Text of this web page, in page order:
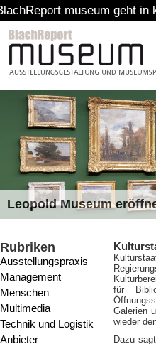
museum geht in kreative
Leopold Museum
Rubriken
Ausstellungspraxis
Management
Menschen
Multimedia
Technik und Logistik
Anbieter
für
Galerien
wieder
Dazu